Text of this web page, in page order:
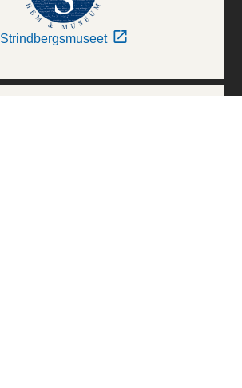
Strindbergsmuseet